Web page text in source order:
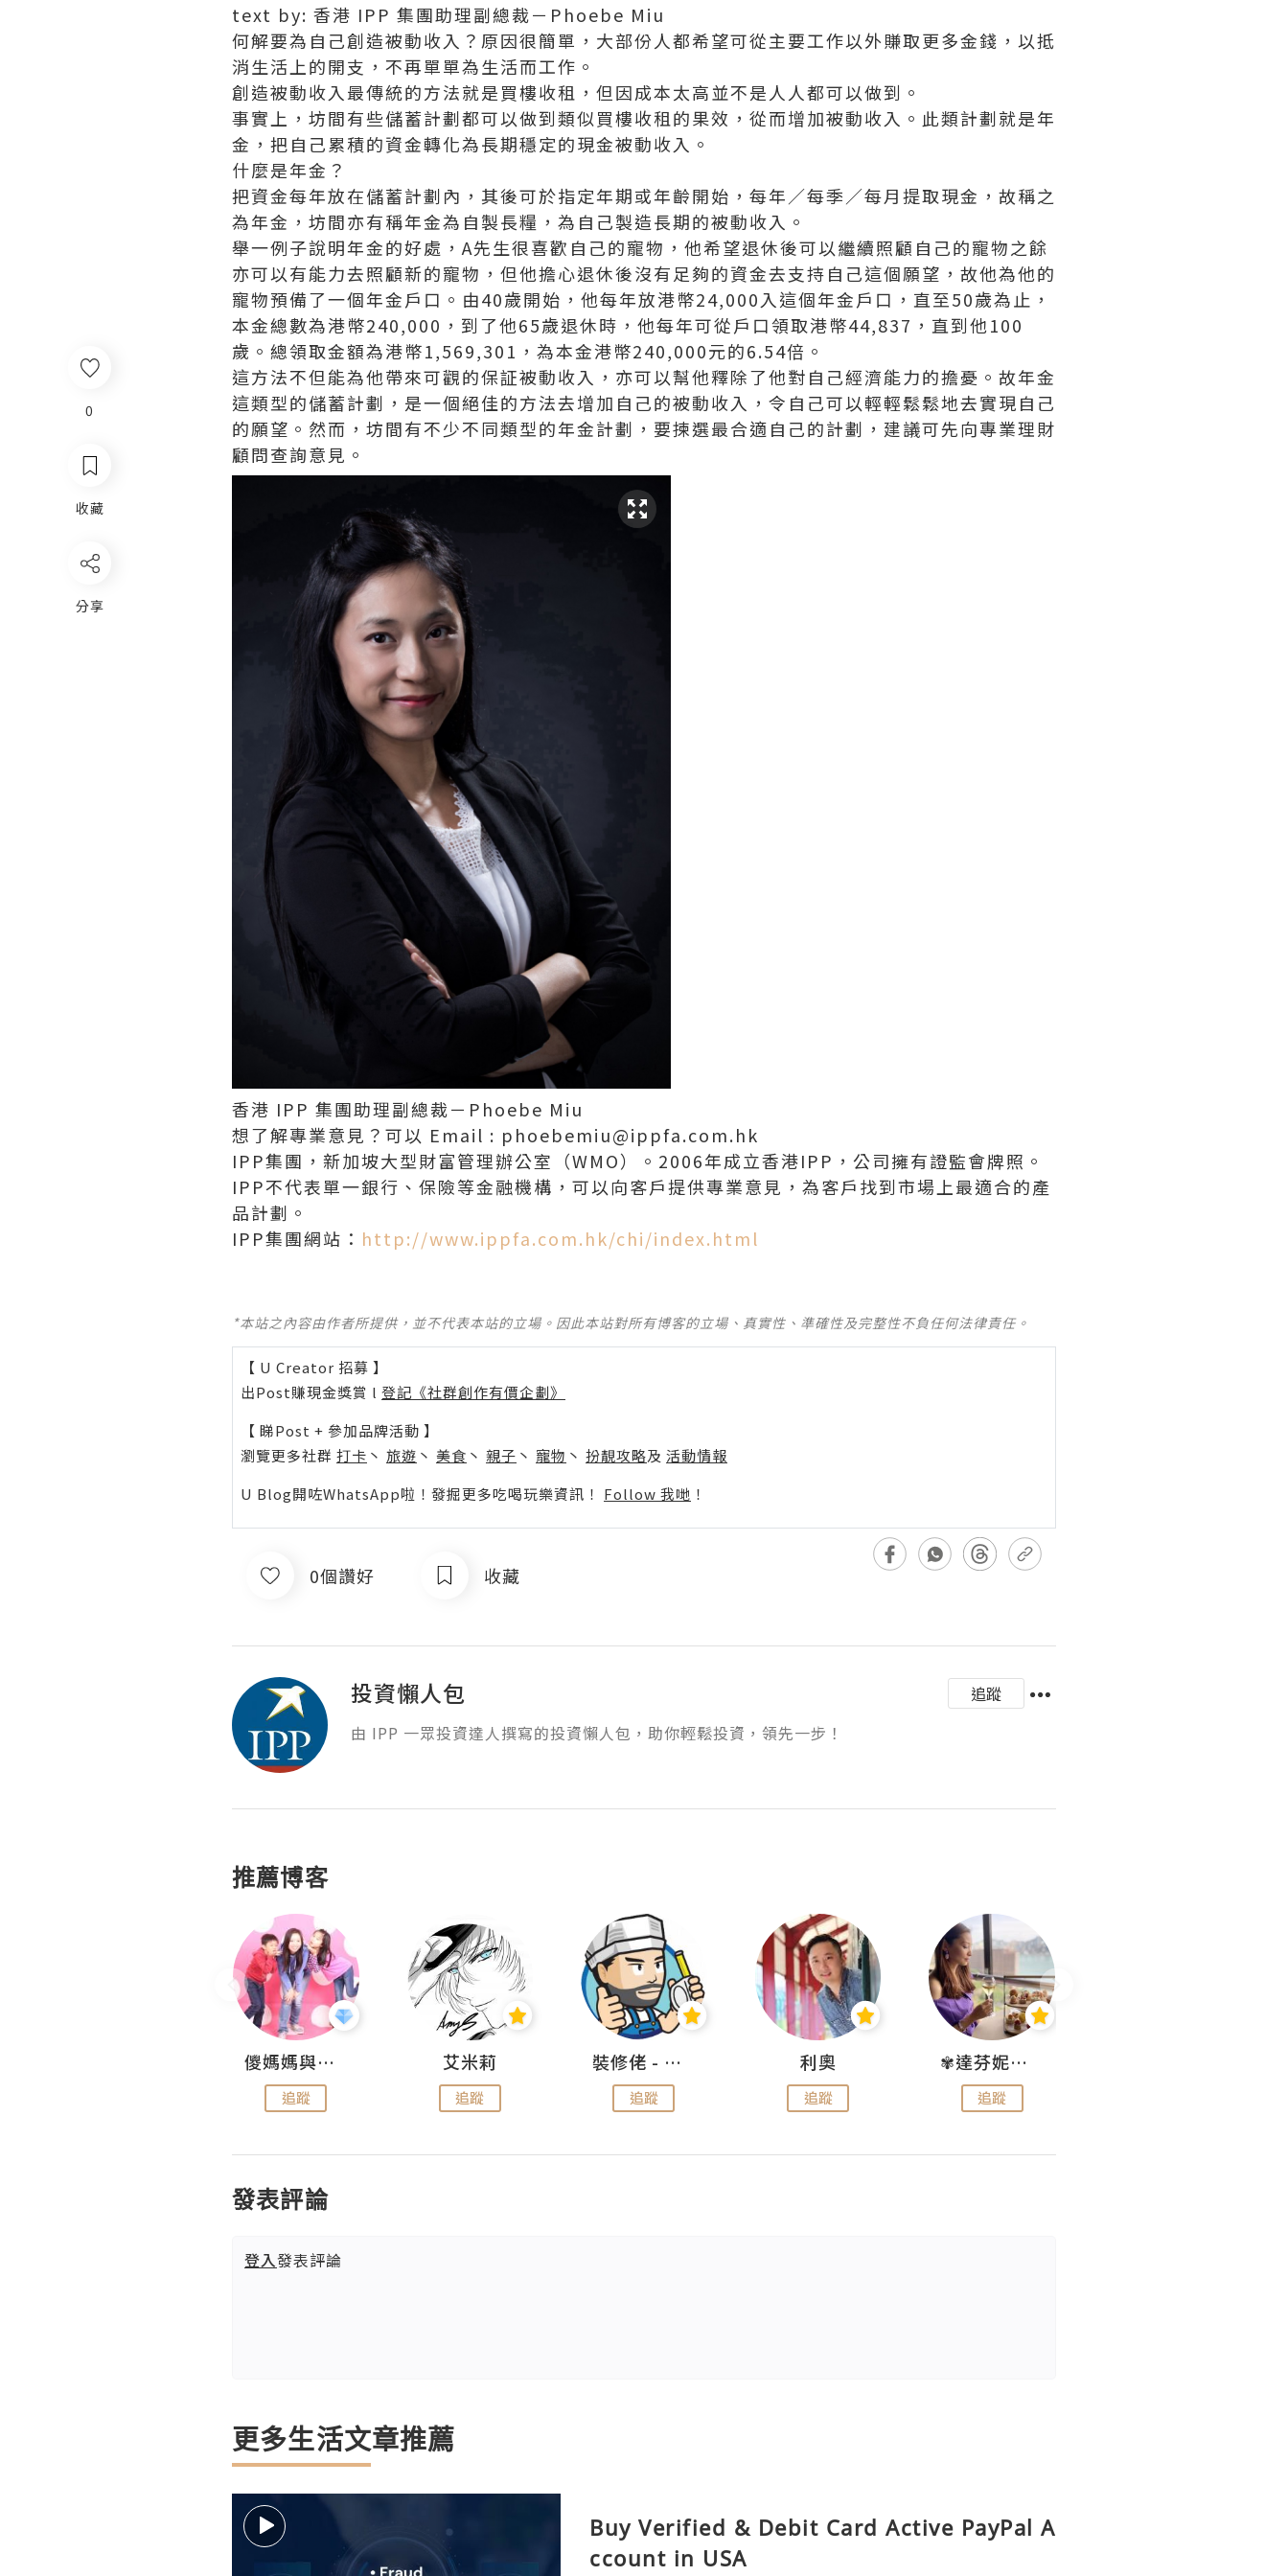
0
收藏
分享
text by: 香港 IPP 集團助理副總裁－Phoebe Miu
何解要為自己創造被動收入？原因很簡單，大部份人都希望可從主要工作以外賺取更多金錢，以抵
消生活上的開支，不再單單為生活而工作。
創造被動收入最傳統的方法就是買樓收租，但因成本太高並不是人人都可以做到。
事實上，坊間有些儲蓄計劃都可以做到類似買樓收租的果效，從而增加被動收入。此類計劃就是年
金，把自己累積的資金轉化為長期穩定的現金被動收入。
什麼是年金？
把資金每年放在儲蓄計劃內，其後可於指定年期或年齡開始，每年／每季／每月提取現金，故稱之
為年金，坊間亦有稱年金為自製長糧，為自己製造長期的被動收入。
舉一例子說明年金的好處，A先生很喜歡自己的寵物，他希望退休後可以繼續照顧自己的寵物之餘
亦可以有能力去照顧新的寵物，但他擔心退休後沒有足夠的資金去支持自己這個願望，故他為他的
寵物預備了一個年金戶口。由40歲開始，他每年放港幣24,000入這個年金戶口，直至50歲為止，
本金總數為港幣240,000，到了他65歲退休時，他每年可從戶口領取港幣44,837，直到他100
歲。總領取金額為港幣1,569,301，為本金港幣240,000元的6.54倍。
這方法不但能為他帶來可觀的保証被動收入，亦可以幫他釋除了他對自己經濟能力的擔憂。故年金
這類型的儲蓄計劃，是一個絕佳的方法去增加自己的被動收入，令自己可以輕輕鬆鬆地去實現自己
的願望。然而，坊間有不少不同類型的年金計劃，要揀選最合適自己的計劃，建議可先向專業理財
顧問查詢意見。
香港 IPP 集團助理副總裁－Phoebe Miu
想了解專業意見？可以 Email : phoebemiu@ippfa.com.hk
IPP集團，新加坡大型財富管理辦公室（WMO）。2006年成立香港IPP，公司擁有證監會牌照。
IPP不代表單一銀行、保險等金融機構，可以向客戶提供專業意見，為客戶找到市場上最適合的產
品計劃。
IPP集團網站： http://www.ippfa.com.hk/chi/index.html
*本站之內容由作者所提供，並不代表本站的立場。因此本站對所有博客的立場、真實性、準確性及完整性不負任何法律責任。
【 U Creator 招募 】
出Post賺現金獎賞 l 登記《社群創作有價企劃》
【 睇Post + 參加品牌活動 】
瀏覽更多社群 打卡 丶 旅遊 丶 美食 丶 親子 丶 寵物 丶 扮靚攻略及 活動情報
U Blog開咗WhatsApp啦！發掘更多吃喝玩樂資訊！ Follow 我哋 ！
0個讚好 收藏
投資懶人包
追蹤
由 IPP 一眾投資達人撰寫的投資懶人包，助你輕鬆投資，領先一步！
推薦博客
儍媽媽與兩隻小魔怪之家
追蹤
艾米莉
追蹤
裝修佬 - 香港一站式網上裝修平台
追蹤
利奧
追蹤
✾達芬妮•愛孩子•愛生活✾
追蹤
發表評論
登入發表評論
更多生活文章推薦
Buy Verified & Debit Card Active PayPal A
ccount in USA